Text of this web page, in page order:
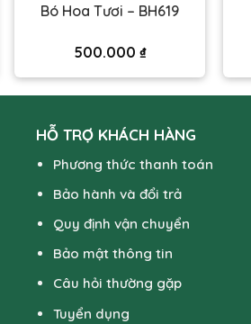
Bó Hoa Tươi – BH619
500.000 ₫
HỖ TRỢ KHÁCH HÀNG
Phương thức thanh toán
Bảo hành và đổi trả
Quy định vận chuyển
Bảo mật thông tin
Câu hỏi thường gặp
Tuyển dụng